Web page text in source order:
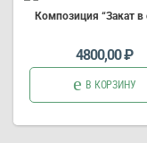
Композиция “Закат в
4800,00₽
В КОРЗИНУ